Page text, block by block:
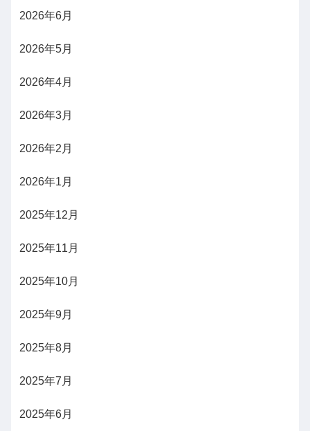
2026年6月
2026年5月
2026年4月
2026年3月
2026年2月
2026年1月
2025年12月
2025年11月
2025年10月
2025年9月
2025年8月
2025年7月
2025年6月